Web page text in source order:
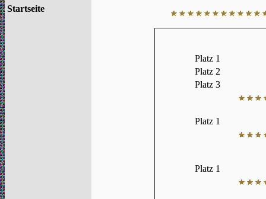
Startseite
Platz 1
Platz 2
Platz 3
Platz 1
Platz 1